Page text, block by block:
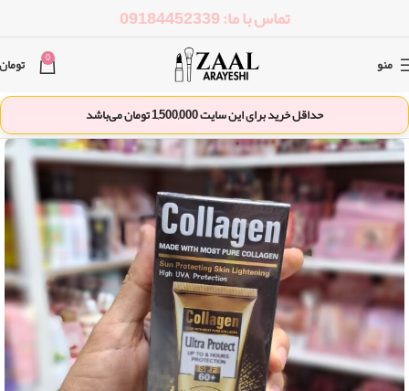
تماس با ما: 09184452339
منو 0 تومان
حداقل خرید برای این سایت1,500,000تومان می‌باشد